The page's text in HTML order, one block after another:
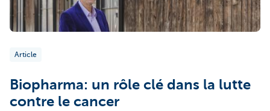
Article
Biopharma: un rôle clé dans la lutte
contre le cancer